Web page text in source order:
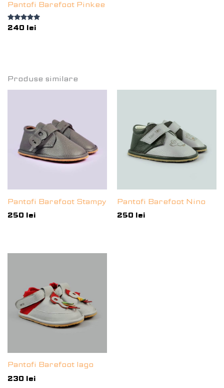
Pantofi Barefoot Pinkee
Evaluat la
240 lei
Produse similare
Pantofi Barefoot Stampy
250 lei
Pantofi Barefoot Nino
250 lei
Pantofi Barefoot Iago
230 lei